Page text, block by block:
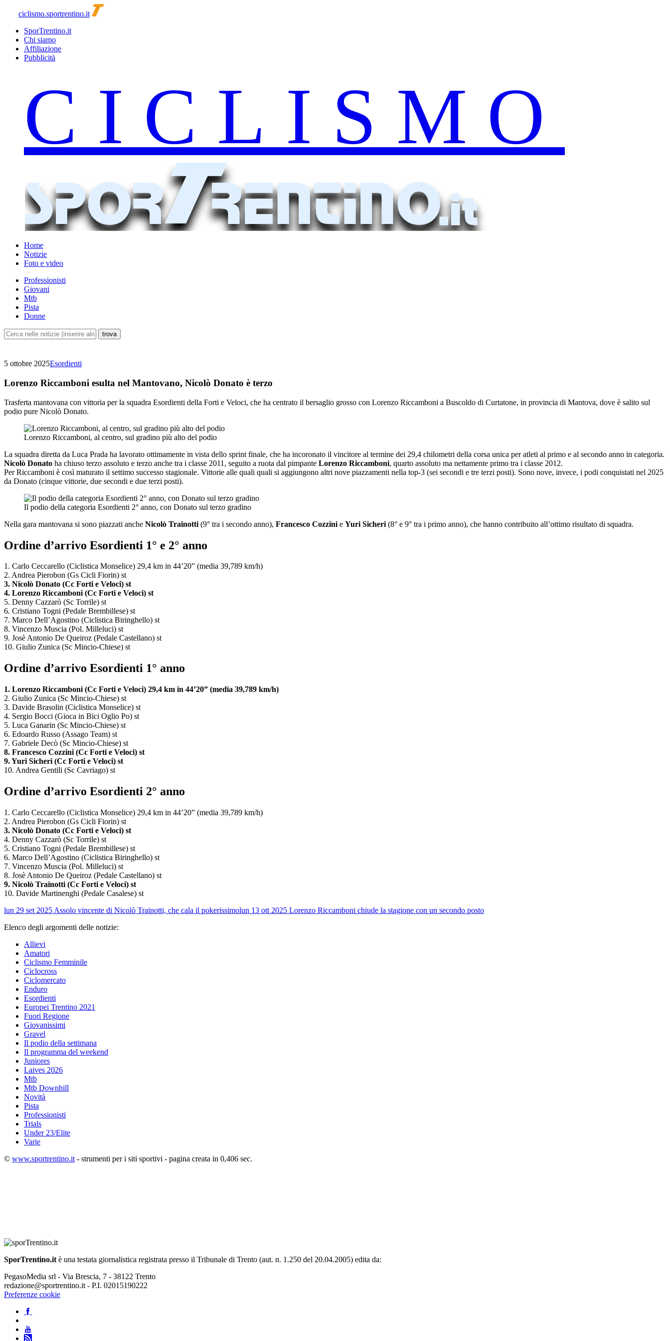
ciclismo.sportrentino.it
SporTrentino.it
Chi siamo
Affiliazione
Pubblicità
Home
Notizie
Foto e video
Professionisti
Giovani
Mtb
Pista
Donne
5 ottobre 2025Esordienti
Lorenzo Riccamboni esulta nel Mantovano, Nicolò Donato è terzo
Trasferta mantovana con vittoria per la squadra Esordienti della Forti e Veloci, che ha centrato il bersaglio grosso con Lorenzo Riccamboni a Buscoldo di Curtatone, in provincia di Mantova, dove è salito sul
podio pure Nicolò Donato.
Lorenzo Riccamboni, al centro, sul gradino più alto del podio
La squadra diretta da Luca Prada ha lavorato ottimamente in vista dello sprint finale, che ha incoronato il vincitore al termine dei 29,4 chilometri della corsa unica per atleti al primo e al secondo anno in categoria.
Nicolò Donato ha chiuso terzo assoluto e terzo anche tra i classe 2011, seguito a ruota dal pimpante Lorenzo Riccamboni, quarto assoluto ma nettamente primo tra i classe 2012.
Per Riccamboni è così maturato il settimo successo stagionale. Vittorie alle quali quali si aggiungono altri nove piazzamenti nella top-3 (sei secondi e tre terzi posti). Sono nove, invece, i podi conquistati nel 2025
da Donato (cinque vittorie, due secondi e due terzi posti).
Il podio della categoria Esordienti 2° anno, con Donato sul terzo gradino
Nella gara mantovana si sono piazzati anche Nicolò Trainotti (9° tra i secondo anno), Francesco Cozzini e Yuri Sicheri (8° e 9° tra i primo anno), che hanno contribuito all’ottimo risultato di squadra.
Ordine d’arrivo Esordienti 1° e 2° anno
1. Carlo Ceccarello (Ciclistica Monselice) 29,4 km in 44’20” (media 39,789 km/h)
2. Andrea Pierobon (Gs Cicli Fiorin) st
3. Nicolò Donato (Cc Forti e Veloci) st
4. Lorenzo Riccamboni (Cc Forti e Veloci) st
5. Denny Cazzarò (Sc Torrile) st
6. Cristiano Togni (Pedale Brembillese) st
7. Marco Dell’Agostino (Ciclistica Biringhello) st
8. Vincenzo Muscia (Pol. Milleluci) st
9. Josè Antonio De Queiroz (Pedale Castellano) st
10. Giulio Zunica (Sc Mincio-Chiese) st
Ordine d’arrivo Esordienti 1° anno
1. Lorenzo Riccamboni (Cc Forti e Veloci) 29,4 km in 44’20” (media 39,789 km/h)
2. Giulio Zunica (Sc Mincio-Chiese) st
3. Davide Brasolin (Ciclistica Monselice) st
4. Sergio Bocci (Gioca in Bici Oglio Po) st
5. Luca Ganarin (Sc Mincio-Chiese) st
6. Edoardo Russo (Assago Team) st
7. Gabriele Decò (Sc Mincio-Chiese) st
8. Francesco Cozzini (Cc Forti e Veloci) st
9. Yuri Sicheri (Cc Forti e Veloci) st
10. Andrea Gentili (Sc Cavriago) st
Ordine d’arrivo Esordienti 2° anno
1. Carlo Ceccarello (Ciclistica Monselice) 29,4 km in 44’20” (media 39,789 km/h)
2. Andrea Pierobon (Gs Cicli Fiorin) st
3. Nicolò Donato (Cc Forti e Veloci) st
4. Denny Cazzarò (Sc Torrile) st
5. Cristiano Togni (Pedale Brembillese) st
6. Marco Dell’Agostino (Ciclistica Biringhello) st
7. Vincenzo Muscia (Pol. Milleluci) st
8. Josè Antonio De Queiroz (Pedale Castellano) st
9. Nicolò Trainotti (Cc Forti e Veloci) st
10. Davide Martinenghi (Pedale Casalese) st
lun 29 set 2025 Assolo vincente di Nicolò Trainotti, che cala il pokerissimolun 13 ott 2025 Lorenzo Riccamboni chiude la stagione con un secondo posto
Elenco degli argomenti delle notizie:
Allievi
Amatori
Ciclismo Femminile
Ciclocross
Ciclomercato
Enduro
Esordienti
Europei Trentino 2021
Fuori Regione
Giovanissimi
Gravel
Il podio della settimana
Il programma del weekend
Juniores
Laives 2026
Mtb
Mtb Downhill
Novità
Pista
Professionisti
Trials
Under 23/Elite
Varie
© www.sportrentino.it - strumenti per i siti sportivi - pagina creata in 0,406 sec.
SporTrentino.it è una testata giornalistica registrata presso il Tribunale di Trento (aut. n. 1.250 del 20.04.2005) edita da:
PegasoMedia srl - Via Brescia, 7 - 38122 Trento
redazione@sportrentino.it - P.I. 02015190222
Preferenze cookie